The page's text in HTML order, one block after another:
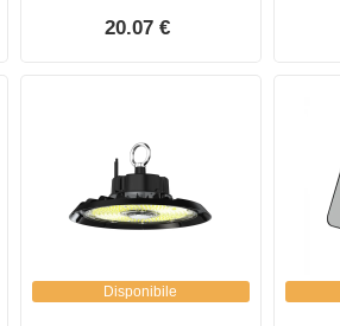
20.07 €
Disponibile